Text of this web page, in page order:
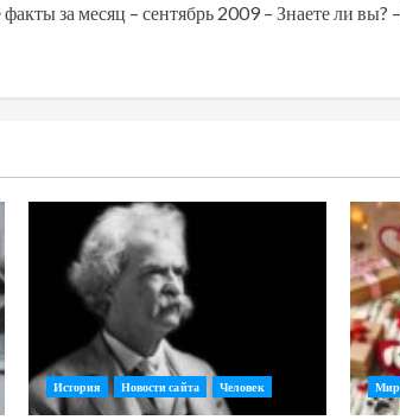
за месяц – сентябрь 2009 – Знаете ли вы?
История Новости сайта Человек Мир